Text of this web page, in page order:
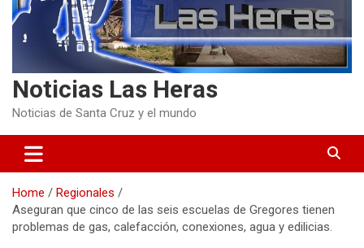
Noticias Las Heras
Noticias de Santa Cruz y el mundo
Home
Regionales
Aseguran que cinco de las seis escuelas de Gregores tienen
problemas de gas, calefacción, conexiones, agua y edilicias.